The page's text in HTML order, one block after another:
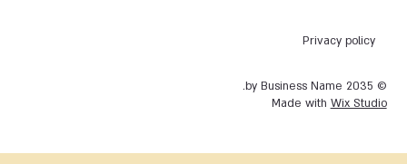
Privacy policy
© 2035 by Business Name.
Made with Wix Studio